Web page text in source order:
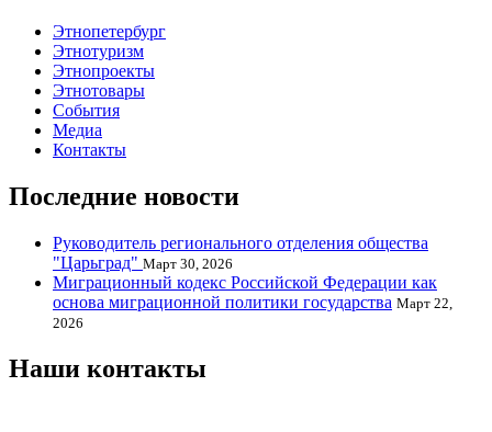
Этнопетербург
Этнотуризм
Этнопроекты
Этнотовары
События
Медиа
Контакты
Последние новости
Руководитель регионального отделения общества
"Царьград" Март 30, 2026
Миграционный кодекс Российской Федерации как
основа миграционной политики государства Март 22,
2026
Наши контакты